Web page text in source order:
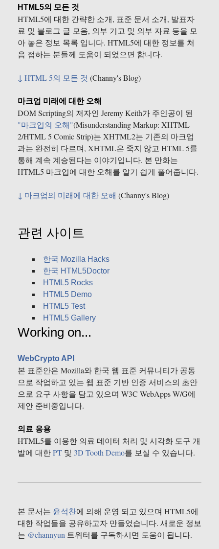
HTML5의 모든 것
HTML5에 대한 간략한 소개, 표준 문서 소개, 발표자
료 및 블로그 글 모음, 외부 기고 및 외부 자료 등을 모
아 놓은 정보 목록 입니다. HTML5에 대한 정보를 처
음 접하는 분들께 도움이 되었으면 합니다.
↓ HTML 5의 모든 것 (Channy's Blog)
마크업 미래에 대한 오해
DOM Scripting의 저자인 Jeremy Keith가 주인공이 된
"마크업의 오해"(Misunderstanding Markup: XHTML
2/HTML 5 Comic Strip)는 XHTML2는 기존의 마크업
과는 완전히 다르며, XHTML은 죽지 않고 HTML 5를
통해 계속 계승된다는 이야기입니다. 본 만화는
HTML5 마크업에 대한 오해를 알기 쉽게 풀어줍니다.
↓ 마크업의 미래에 대한 오해 (Channy's Blog)
관련 사이트
한국 Mozilla Hacks
한국 HTML5Doctor
HTML5 Rocks
HTML5 Demo
HTML5 Test
HTML5 Gallery
Working on...
WebCrypto API
본 표준안은 Mozilla와 한국 웹 표준 커뮤니티가 공동
으로 작업하고 있는 웹 표준 기반 인증 서비스의 초안
으로 요구 사항을 담고 있으며 W3C WebApps W/G에
제안 준비중입니다.
의료 응용
HTML5를 이용한 의료 데이터 처리 및 시각화 도구 개
발에 대한PT 및 3D Tooth Demo를 보실 수 있습니다.
본 문서는 윤석찬에 의해 운영 되고 있으며 HTML5에
대한 작업들을 공유하고자 만들었습니다. 새로운 정보
는 @channyun 트위터를 구독하시면 도움이 됩니다.